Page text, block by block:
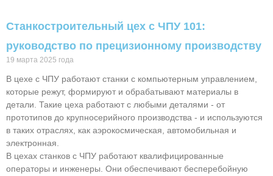
Станкостроительный цех с ЧПУ 101:
руководство по прецизионному производству
19 марта 2025 года
В цехе с ЧПУ работают станки с компьютерным управлением,
которые режут, формируют и обрабатывают материалы в
детали. Такие цеха работают с любыми деталями - от
прототипов до крупносерийного производства - и используются
в таких отраслях, как аэрокосмическая, автомобильная и
электронная.
В цехах станков с ЧПУ работают квалифицированные
операторы и инженеры. Они обеспечивают бесперебойную